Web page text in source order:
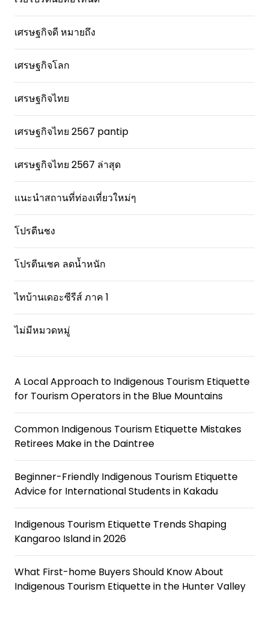
เศรษฐกิจดี หมายถึง
เศรษฐกิจโลก
เศรษฐกิจไทย
เศรษฐกิจไทย 2567 pantip
เศรษฐกิจไทย 2567 ล่าสุด
แนะนำสถานที่ท่องเที่ยวใหม่ๆ
โปรตีนชง
โปรตีนเชค ลดน้ำหนัก
ไทบ้านเดอะซีรีส์ ภาค 1
ไม่มีหมวดหมู่
A Local Approach to Indigenous Tourism Etiquette
for Tourism Operators in the Blue Mountains
Common Indigenous Tourism Etiquette Mistakes
Retirees Make in the Daintree
Beginner-Friendly Indigenous Tourism Etiquette
Advice for International Students in Kakadu
Indigenous Tourism Etiquette Trends Shaping
Kangaroo Island in 2026
What First-home Buyers Should Know About
Indigenous Tourism Etiquette in the Hunter Valley